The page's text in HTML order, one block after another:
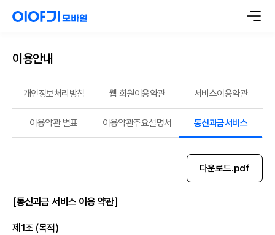
이용안내
개인정보처리방침 웹 회원이용약관 서비스이용약관
이용약관 별표 이용약관주요설명서 통신과금서비스
다운로드.pdf
[통신과금 서비스 이용 약관]
제1조 (목적)